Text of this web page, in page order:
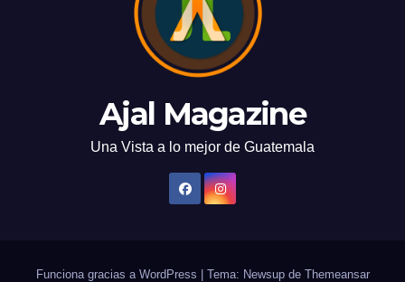
Ajal Magazine
Una Vista a lo mejor de Guatemala
Funciona gracias a WordPress Tema: Newsup de Themeansar